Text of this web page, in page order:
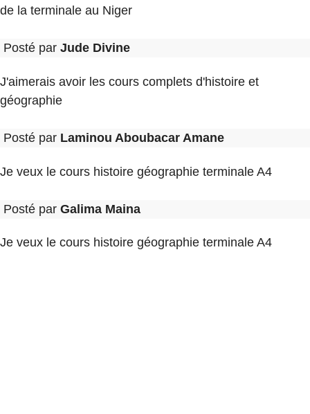
de la terminale au Niger
Posté par Jude Divine
J'aimerais avoir les cours complets d'histoire et
géographie
Posté par Laminou Aboubacar Amane
Je veux le cours histoire géographie terminale A4
Posté par Galima Maina
Je veux le cours histoire géographie terminale A4